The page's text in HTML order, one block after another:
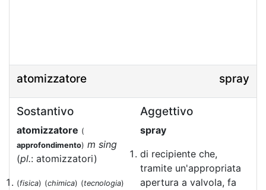
atomizzatore spray
Sostantivo
atomizzatore (
approfondimento) m sing
(pl.: atomizzatori)
(fisica) (chimica) (tecnologia)
Aggettivo
spray
di recipiente che,
tramite un'appropriata
apertura a valvola, fa